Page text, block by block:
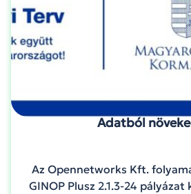
Adatból
Az Opennetworks Kft.
GINOP Plusz 2.1.3-24